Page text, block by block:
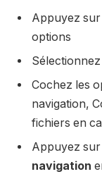
Appuyez sur
options
Sélectionnez
Cochez les
navigation,
fichiers en
Appuyez
navigation